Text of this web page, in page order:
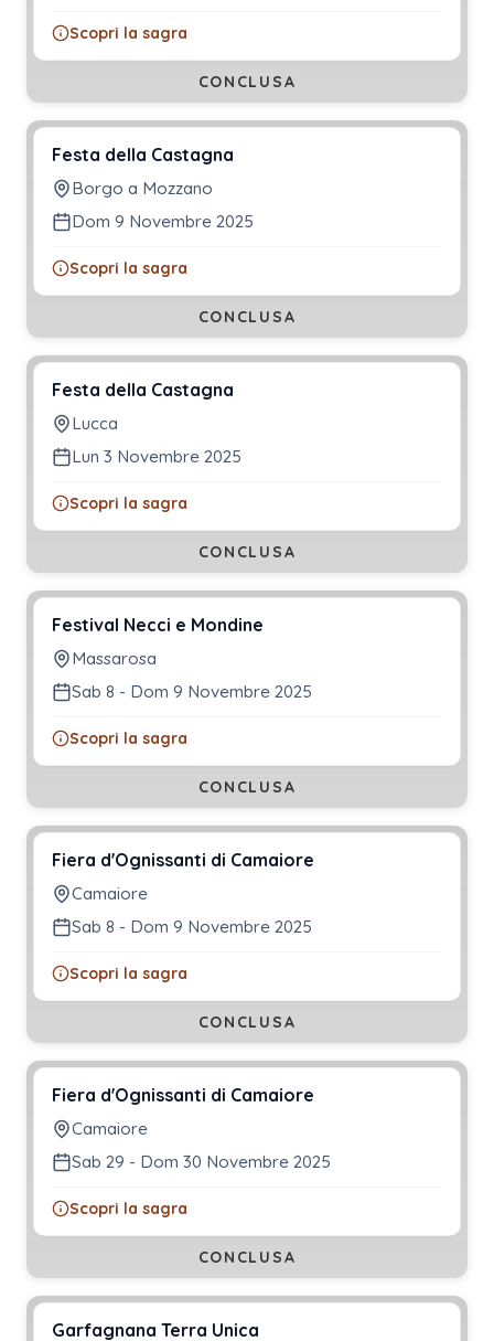
Scopri la sagra
CONCLUSA
Festa della Castagna
Borgo a Mozzano
Dom 9 Novembre 2025
Scopri la sagra
CONCLUSA
Festa della Castagna
Lucca
Lun 3 Novembre 2025
Scopri la sagra
CONCLUSA
Festival Necci e Mondine
Massarosa
Sab 8 - Dom 9 Novembre 2025
Scopri la sagra
CONCLUSA
Fiera d'Ognissanti di Camaiore
Camaiore
Sab 8 - Dom 9 Novembre 2025
Scopri la sagra
CONCLUSA
Fiera d'Ognissanti di Camaiore
Camaiore
Sab 29 - Dom 30 Novembre 2025
Scopri la sagra
CONCLUSA
Garfagnana Terra Unica